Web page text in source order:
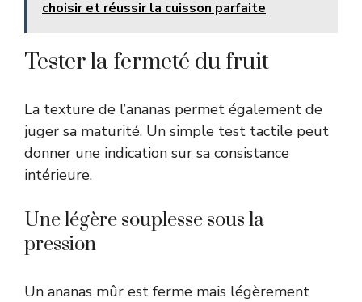
choisir et réussir la cuisson parfaite
Tester la fermeté du fruit
La texture de l’ananas permet également de
juger sa maturité. Un simple test tactile peut
donner une indication sur sa consistance
intérieure.
Une légère souplesse sous la
pression
Un ananas mûr est ferme mais légèrement